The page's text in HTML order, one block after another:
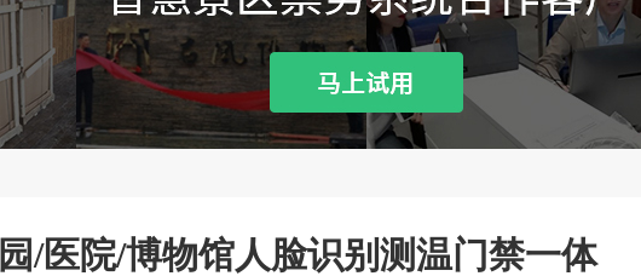
/医院/博物馆人脸识别测温门禁一体